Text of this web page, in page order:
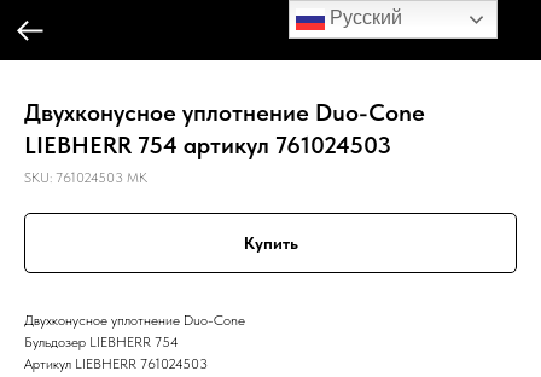
Русский
Двухконусное уплотнение Duo-Cone
LIEBHERR 754 артикул 761024503
SKU: 761024503 MK
Купить
Двухконусное уплотнение Duo-Cone
Бульдозер LIEBHERR 754
Артикул LIEBHERR 761024503